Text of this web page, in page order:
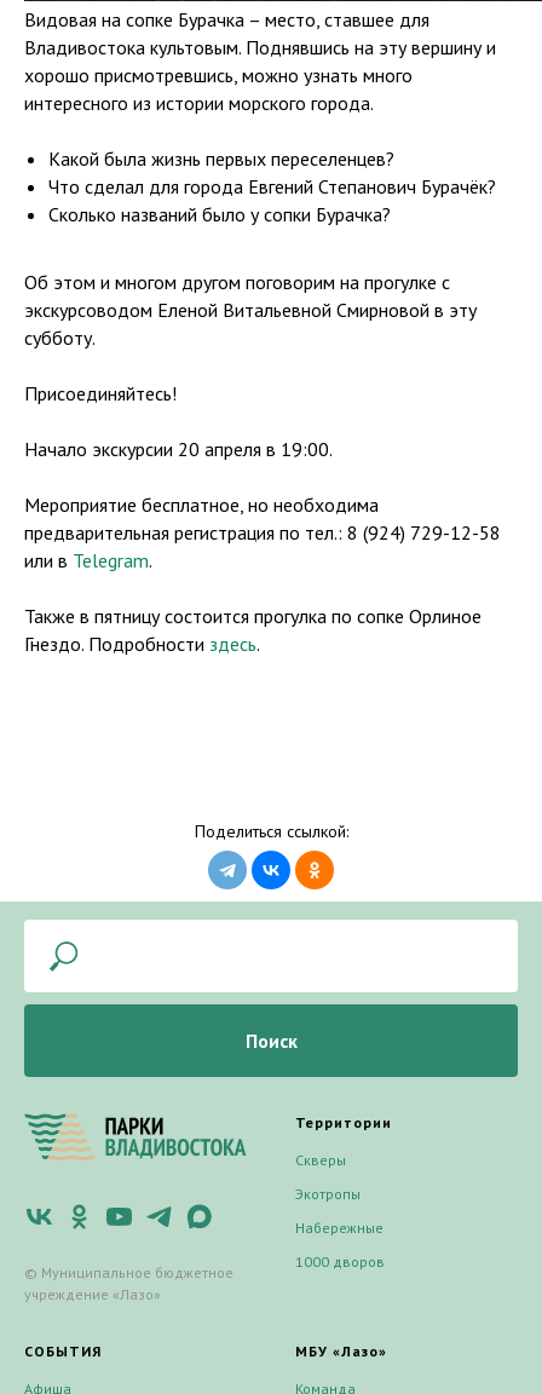
Видовая на сопке Бурачка – место, ставшее для
Владивостока культовым. Поднявшись на эту вершину и
хорошо присмотревшись, можно узнать много
интересного из истории морского города.
Какой была жизнь первых переселенцев?
Что сделал для города Евгений Степанович Бурачёк?
Сколько названий было у сопки Бурачка?
Об этом и многом другом поговорим на прогулке с
экскурсоводом Еленой Витальевной Смирновой в эту
субботу.
Присоединяйтесь!
Начало экскурсии 20 апреля в 19:00.
Мероприятие бесплатное, но необходима
предварительная регистрация по тел.: 8 (924) 729-12-58
или в Telegram.
Также в пятницу состоится прогулка по сопке Орлиное
Гнездо. Подробности здесь.
Поделиться ссылкой:
Поиск
© Муниципальное бюджетное
учреждение «Лазо»
Территории
Скверы
Экотропы
Набережные
1000 дворов
СОБЫТИЯ
Афиша
МБУ «Лазо»
Команда